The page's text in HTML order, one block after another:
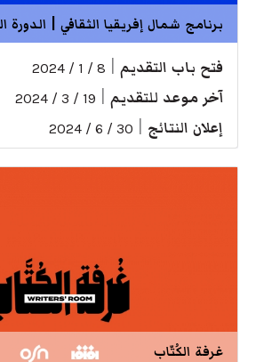
برنامج شمال إفريقيا الثقافي | الدورة
فتح باب التقديم 8 / 1 / 2024
آخر موعد للتقديم 19 / 3 / 2024
إعلان النتائج 30 / 6 / 2024
غرفة الكُتّاب